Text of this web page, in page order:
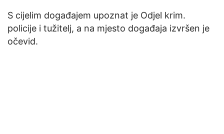
S cijelim događajem upoznat je Odjel krim.
policije i tužitelj, a na mjesto događaja izvršen je
očevid.